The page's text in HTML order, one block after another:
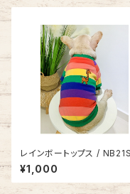
レインボートップス /
998050
¥1,000